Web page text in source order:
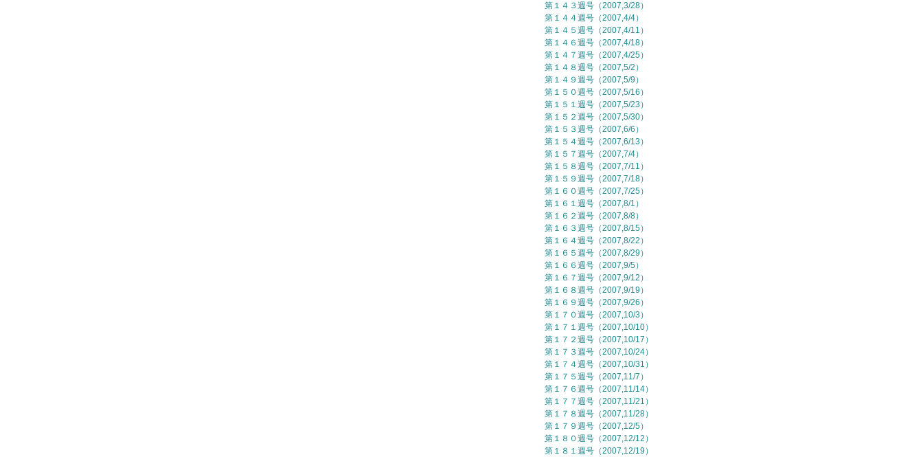
第１４３週号（2007,3/28）
第１４４週号（2007,4/4）
第１４５週号（2007,4/11）
第１４６週号（2007,4/18）
第１４７週号（2007,4/25）
第１４８週号（2007,5/2）
第１４９週号（2007,5/9）
第１５０週号（2007,5/16）
第１５１週号（2007,5/23）
第１５２週号（2007,5/30）
第１５３週号（2007,6/6）
第１５４週号（2007,6/13）
第１５７週号（2007,7/4）
第１５８週号（2007,7/11）
第１５９週号（2007,7/18）
第１６０週号（2007,7/25）
第１６１週号（2007,8/1）
第１６２週号（2007,8/8）
第１６３週号（2007,8/15）
第１６４週号（2007,8/22）
第１６５週号（2007,8/29）
第１６６週号（2007,9/5）
第１６７週号（2007,9/12）
第１６８週号（2007,9/19）
第１６９週号（2007,9/26）
第１７０週号（2007,10/3）
第１７１週号（2007,10/10）
第１７２週号（2007,10/17）
第１７３週号（2007,10/24）
第１７４週号（2007,10/31）
第１７５週号（2007,11/7）
第１７６週号（2007,11/14）
第１７７週号（2007,11/21）
第１７８週号（2007,11/28）
第１７９週号（2007,12/5）
第１８０週号（2007,12/12）
第１８１週号（2007,12/19）